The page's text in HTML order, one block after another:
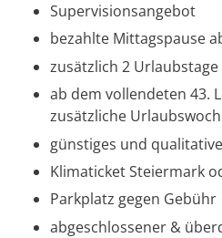
Supervisionsangebot
bezahlte Mittagspause
zusätzlich 2 Urlaubstage
ab dem vollendeten 43.
zusätzliche
günstiges und
Klimaticket Steiermark
Parkplatz gegen Gebühr
abgeschlossener &